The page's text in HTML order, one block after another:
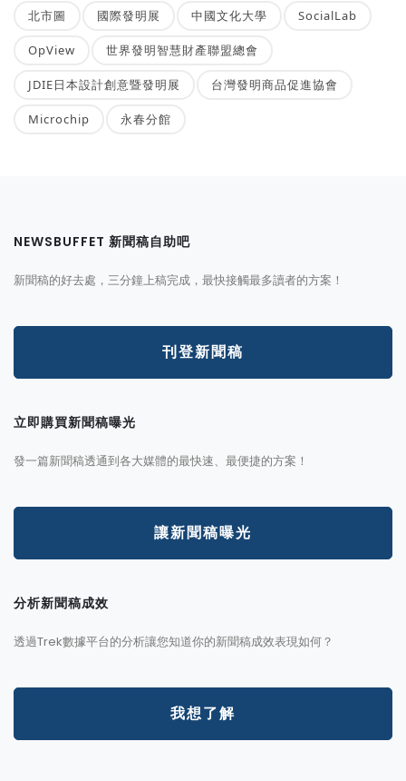
北市圖 國際發明展 中國文化大學 SocialLab
OpView 世界發明智慧財產聯盟總會
JDIE日本設計創意暨發明展 台灣發明商品促進協會
Microchip 永春分館
NEWSBUFFET 新聞稿自助吧
新聞稿的好去處，三分鐘上稿完成，最快接觸最多讀者的方案！
刊登新聞稿
立即購買新聞稿曝光
發一篇新聞稿透通到各大媒體的最快速、最便捷的方案！
讓新聞稿曝光
分析新聞稿成效
透過Trek數據平台的分析讓您知道你的新聞稿成效表現如何？
我想了解